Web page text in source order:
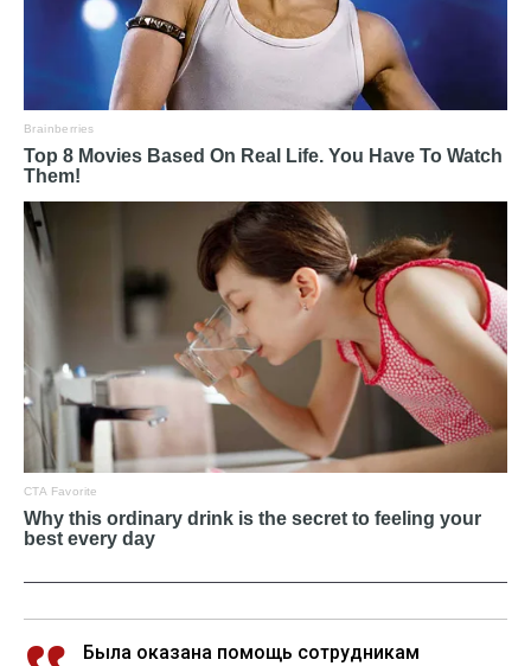
Была оказана помощь сотрудникам